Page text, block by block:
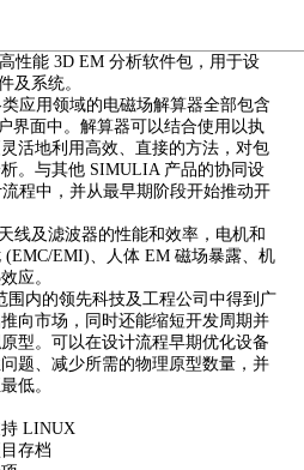
性能 3D EM 分析软件包，用于设
及系统。
用领域的电磁场解算器全部包含
界面中。解算器可以结合使用以执
活地利用高效、直接的方法，对包
。与其他 SIMULIA 产品的协同设
程中，并从最早期阶段开始推动开
及滤波器的性能和效率，电机和
EMI)、人体 EM 磁场暴露、机
应。
内的领先科技及工程公司中得到广
向市场，同时还能缩短开发周期并
型。可以在设计流程早期优化设备
题、减少所需的物理原型数量，并
低。
LINUX
存档